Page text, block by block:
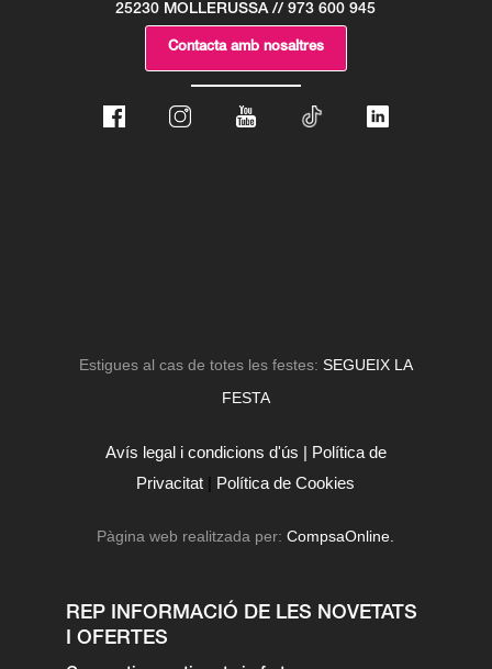
25230 MOLLERUSSA // 973 600 945
Contacta amb nosaltres
Estigues al cas de totes les festes: SEGUEIX LA
FESTA
Avís legal i condicions d'ús | Política de
Privacitat | Política de Cookies
Pàgina web realitzada per:CompsaOnline.
REP INFORMACIÓ DE LES NOVETATS
I OFERTES